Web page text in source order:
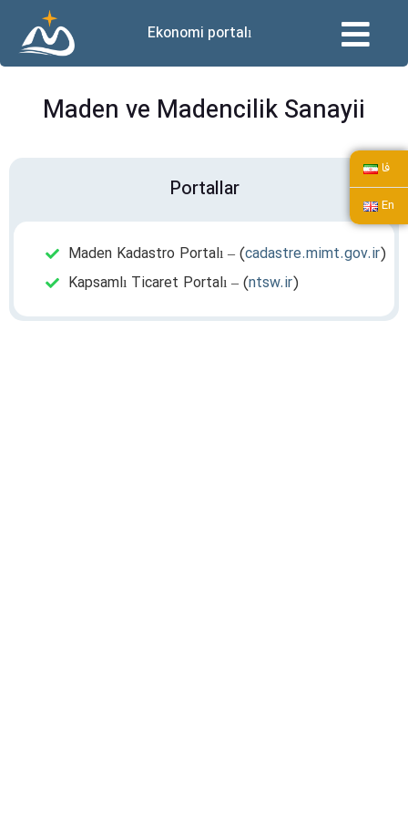
Ekonomi portalı
فا
En
Maden ve Madencilik Sanayii
Portallar
Maden Kadastro Portalı – (cadastre.mimt.gov.ir)
Kapsamlı Ticaret Portalı – (ntsw.ir)